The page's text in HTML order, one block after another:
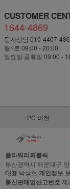
CUSTOMER
1644-4869
문자상담 010-4407-
월~토 09:00 - 20:00
일요일·공휴일 09:00 -
PC 버전
플라워리퍼블릭
부산광역시 해운대구
대표 박상현 개인정보
통신판매업신고번호제